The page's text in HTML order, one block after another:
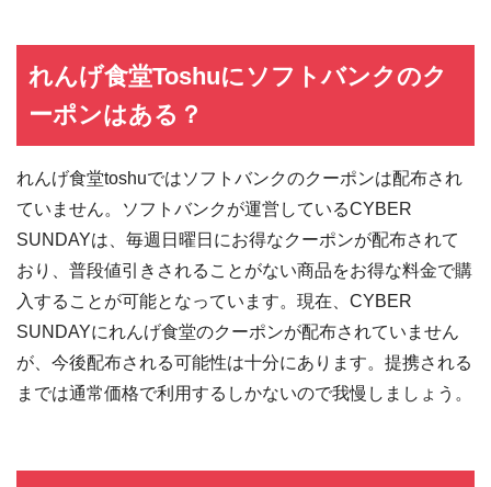
れんげ食堂Toshuにソフトバンクのク
ーポンはある？
れんげ食堂toshuではソフトバンクのクーポンは配布され
ていません。ソフトバンクが運営しているCYBER
SUNDAYは、毎週日曜日にお得なクーポンが配布されて
おり、普段値引きされることがない商品をお得な料金で購
入することが可能となっています。現在、CYBER
SUNDAYにれんげ食堂のクーポンが配布されていません
が、今後配布される可能性は十分にあります。提携される
までは通常価格で利用するしかないので我慢しましょう。